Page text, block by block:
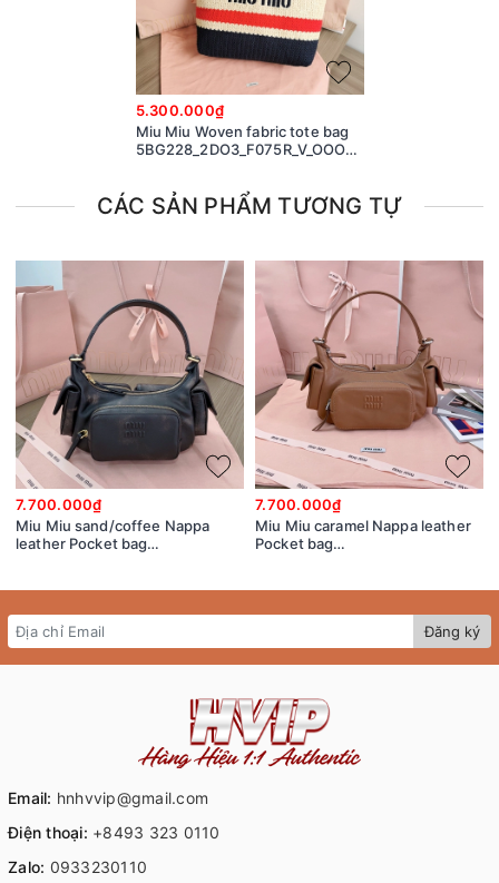
5.300.000₫
Miu Miu Woven fabric tote bag
5BG228_2DO3_F075R_V_OOO
CÁC SẢN PHẨM TƯƠNG TỰ
7.700.000₫
Miu Miu sand/coffee Nappa
leather Pocket bag
7.700.000₫
Miu Miu caramel Nappa leather
Pocket bag
Đăng ký
Email: hnhvvip@gmail.com
Điện thoại: +8493 323 0110
Zalo: 0933230110